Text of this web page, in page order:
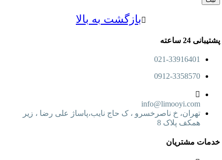
بازگشت به بالا
ساعته
021-33916401
0912-3358570
info@limooyi.com
تهران، خ ناصرخسرو ، ک حاج نایب،پاساژ علی رضا ، زیر
همکف پلاک 8
مشتریان